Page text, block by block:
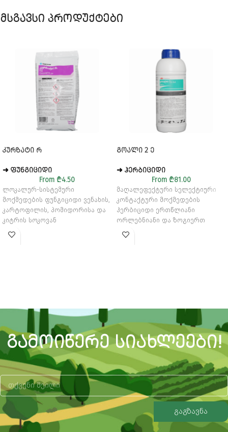
მსგავსი პროდუქტები
ᲙᲣᲠᲖᲐᲢᲘ Რ
➜ ᲤᲣᲜᲒᲘᲪᲘᲓᲘ
From ₾4.50
ლოკალურ-სისტემური
მოქმედების ფუნგიციდი ვენახის,
კარტოფილის, პომიდორისა და
კიტრის სოკოვან
დაავადებებთან
ᲒᲝᲐᲚᲘ 2 Ე
➜ ᲰᲔᲠᲑᲘᲪᲘᲓᲘ
From ₾81.00
მაღალეფექტური სელექტიური
კონტაქტური მოქმედების
ჰერბიციდი ერთწლიანი
ორლებნიანი და ზოგიერთ
ერთლებნიან სარეველებთან
ᲒᲐᲛᲝᲘᲬᲔᲠᲔ ᲡᲘᲐᲮᲚᲔᲔᲑᲘ!
გაგზავნა
Alternative: